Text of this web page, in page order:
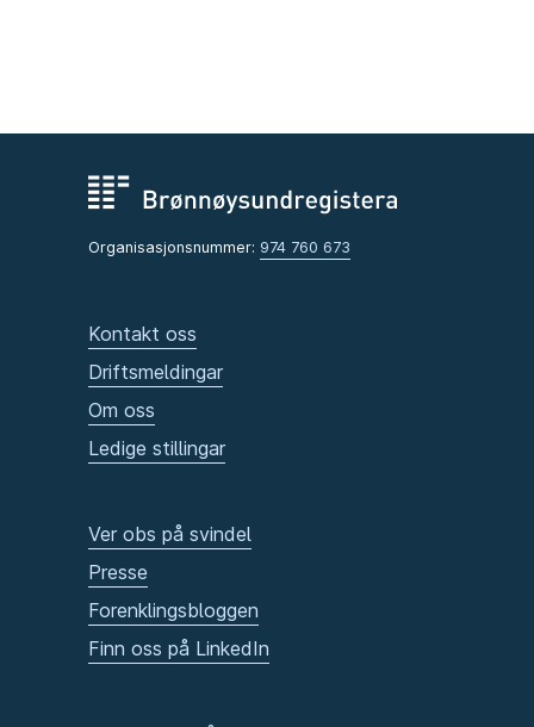
Organisasjonsnummer: 974 760 673
Kontakt oss
Driftsmeldingar
Om oss
Ledige stillingar
Ver obs på svindel
Presse
Forenklingsbloggen
Finn oss på LinkedIn